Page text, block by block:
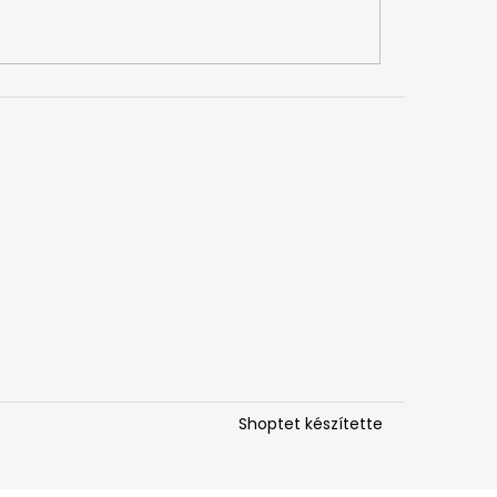
Shoptet készítette